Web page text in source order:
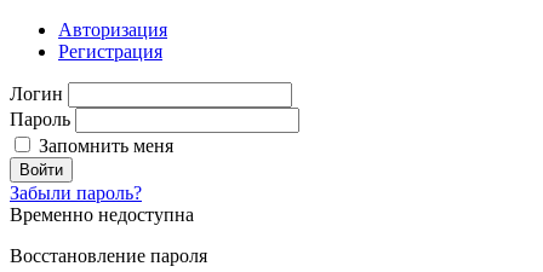
Авторизация
Регистрация
Логин
Пароль
Запомнить меня
Войти
Забыли пароль?
Временно недоступна
Восстановление пароля